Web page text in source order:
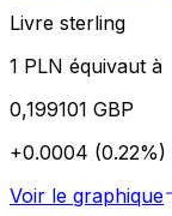
Livre sterling
1 PLN équivaut à
0,199101 GBP
+0.0004 (0.22%)
Voir le graphique